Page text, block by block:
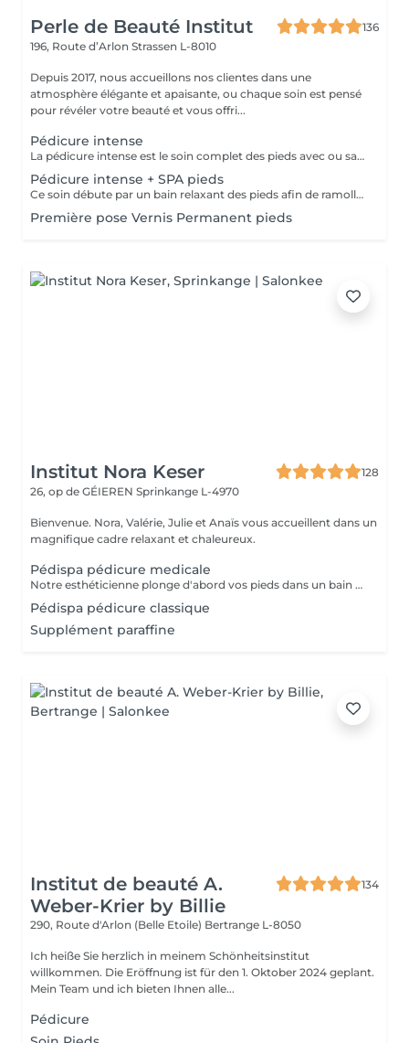
Perle de Beauté Institut
136
196, Route d’Arlon Strassen L-8010
Depuis 2017, nous accueillons nos clientes dans une
atmosphère élégante et apaisante, ou chaque soin est pensé
pour révéler votre beauté et vous offri...
Pédicure intense
La pédicure intense est le soin complet des pieds avec ou sans souci particulier. Elle comprend: bain de pieds, pousse et coupe des cuticules, coupe et limage des ongles, travail des callosités et/ou cors au bistouri/crédo, rape, massage avec crème de soin.
Pédicure intense + SPA pieds
Ce soin débute par un bain relaxant des pieds afin de ramollir la peau et favoriser la détente. Il se poursuit par la coupe et le limage des ongles, ainsi que le retrait minutieux des cuticules. Un travail approfondi est ensuite effectué pour éliminer les peaux mortes sur l'ensemble du pied. Si nécessaire, les cors sont également traités pour des pieds parfaitement lisses et soignés. Nous terminons par une gommage, hydratation accompagnée d'un massage relaxant, laissant les pieds doux, nourris et revitalisés.
Première pose Vernis Permanent pieds
Institut Nora Keser
128
26, op de GÉIEREN Sprinkange L-4970
Bienvenue. Nora, Valérie, Julie et Anaïs vous accueillent dans un
magnifique cadre relaxant et chaleureux.
Pédispa pédicure medicale
Notre esthéticienne plonge d'abord vos pieds dans un bain hydro-massant parfumé d'huiles essentielles. Ensuite, elle Réalise la pédicure Elle continue la séance avec le gommage de vos pieds jusqu'au mollets avant de les masser en profondeur à l'aide de véritable beurre de Karité, en remontant vers les mollets, activant ainsi la circulation sanguine et libérant toutes les tensions
Pédispa pédicure classique
Supplément paraffine
Institut de beauté A.
Weber-Krier by Billie
134
290, Route d'Arlon (Belle Etoile) Bertrange L-8050
Ich heiße Sie herzlich in meinem Schönheitsinstitut
willkommen. Die Eröffnung ist für den 1. Oktober 2024 geplant.
Mein Team und ich bieten Ihnen alle...
Pédicure